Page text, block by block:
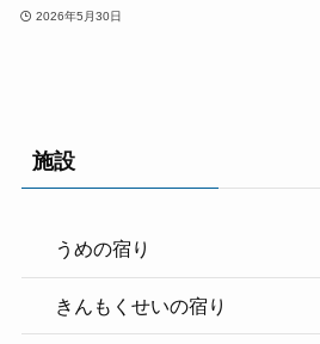
2026年5月30日
施設
うめの宿り
きんもくせいの宿り